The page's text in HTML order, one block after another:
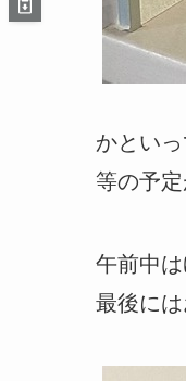
かとい
等の予
午前中は
最後に